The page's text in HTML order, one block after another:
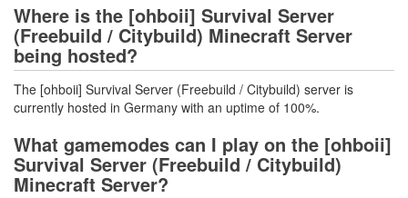
Where is the [ohboii] Survival Server
(Freebuild / Citybuild) Minecraft Server
being hosted?
The [ohboii] Survival Server (Freebuild / Citybuild) server is
currently hosted in Germany with an uptime of 100%.
What gamemodes can I play on the [ohboii]
Survival Server (Freebuild / Citybuild)
Minecraft Server?